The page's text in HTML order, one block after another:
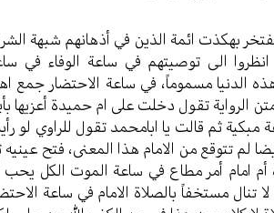
نفتخر بهكذت ائمة الذين في أذهانهم شبهة
انظروا الى توصيتهم في ساعة الوفاء في
الدنيا مسموماً، في ساعة الاحتضار جمع
الرواية تقول دخلت على ام حميدة أعزيها
مبكية ثم قالت يا ابامحمد تقول للراوي لو
لم تتوقع من الامام هذا المعنى، فتح عينيه
أم امام أمر مطاع في ساعة الموت الكل يحب
تنال مستخفاً بالصلاة الامام في ساعة